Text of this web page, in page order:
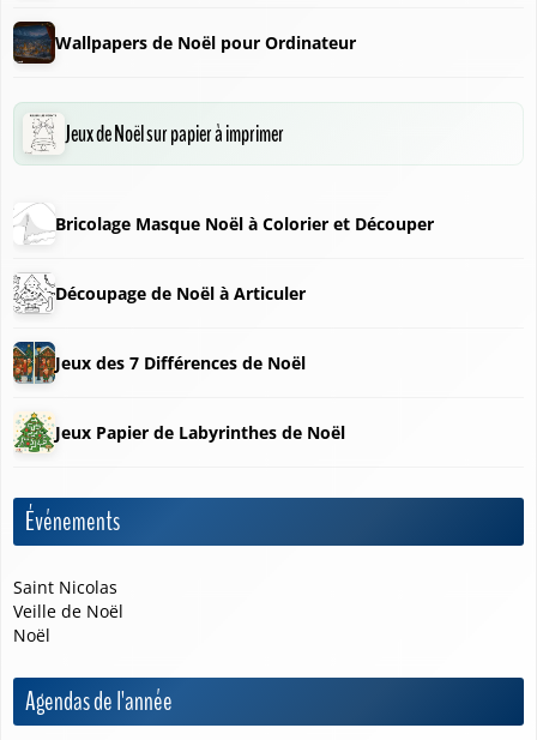
Wallpapers de Noël pour Ordinateur
Jeux de Noël sur papier à imprimer
Bricolage Masque Noël à Colorier et Découper
Découpage de Noël à Articuler
Jeux des 7 Différences de Noël
Jeux Papier de Labyrinthes de Noël
Événements
Saint Nicolas
Veille de Noël
Noël
Agendas de l'année